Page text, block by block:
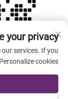
your privacy
services. If you
cookies.